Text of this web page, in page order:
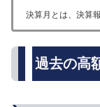
決算月とは、決算
過去の高